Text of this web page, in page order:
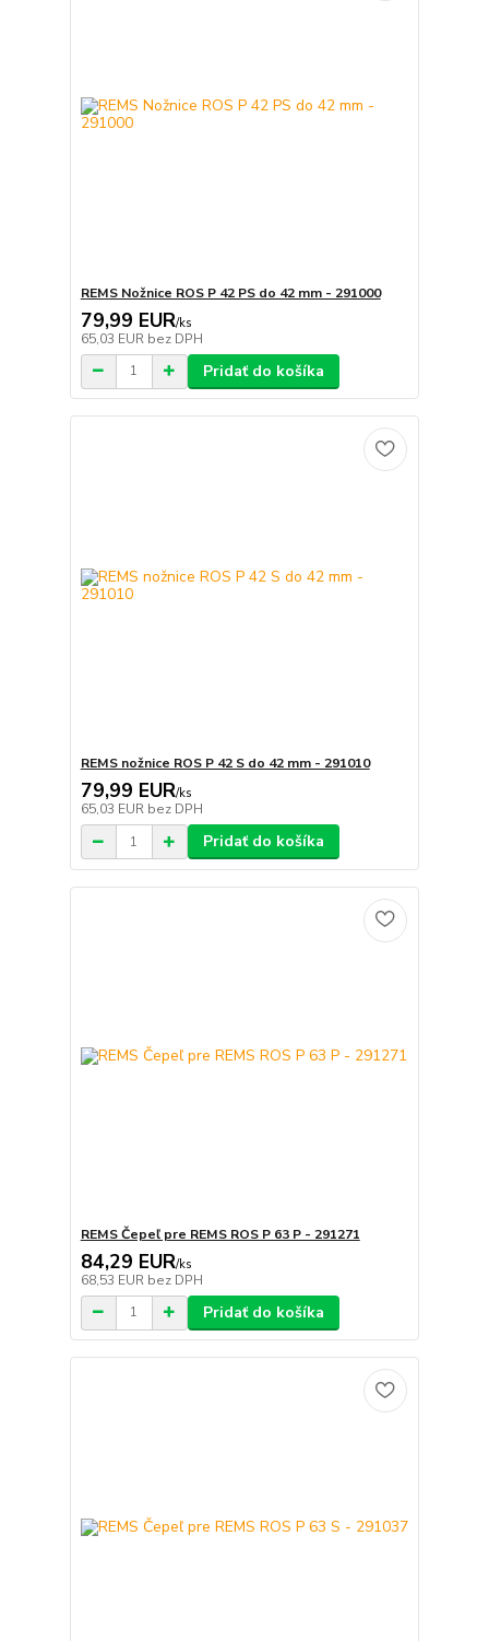
REMS Nožnice ROS P 42 PS do 42 mm - 291000
79,99 EUR/ks
65,03 EUR bez DPH
Pridať do košíka
REMS nožnice ROS P 42 S do 42 mm - 291010
79,99 EUR/ks
65,03 EUR bez DPH
Pridať do košíka
REMS Čepeľ pre REMS ROS P 63 P - 291271
84,29 EUR/ks
68,53 EUR bez DPH
Pridať do košíka